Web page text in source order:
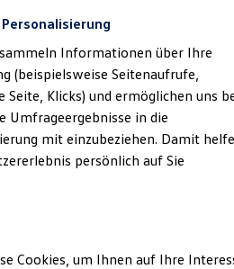
Class bei Volkswagen
unser Leasingangebot
Informationen über Ihre
(beispielsweise Seitenaufrufe,
Seite, Klicks) und ermöglichen uns
Umfrageergebnisse in die
mit einzubeziehen. Damit
persönlich auf Sie
Cookies, um Ihnen auf Ihre